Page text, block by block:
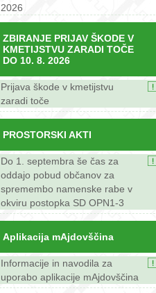
2026
ZBIRANJE PRIJAV ŠKODE V
KMETIJSTVU ZARADI TOČE
DO 10. 8. 2026
Prijava škode v kmetijstvu
zaradi toče
PROSTORSKI AKTI
Do 1. septembra še čas za
oddajo pobud občanov za
spremembo namenske rabe v
okviru postopka SD OPN1-3
Aplikacija mAjdovščina
Informacije in navodila za
uporabo aplikacije mAjdovščina